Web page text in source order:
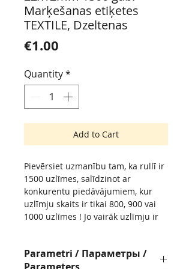
Marķešanas etiķetes
TEXTILE, Dzeltenas
€1.00
Quantity*
Add to Cart
Pievērsiet uzmanību tam, ka rullī ir
1500 uzlīmes, salīdzinot ar
konkurentu piedāvājumiem, kur
uzlīmju skaits ir tikai 800, 900 vai
1000 uzlīmes ! Jo vairāk uzlīmju ir
Обратите внимание, что в рулоне
Parametri / Параметры /